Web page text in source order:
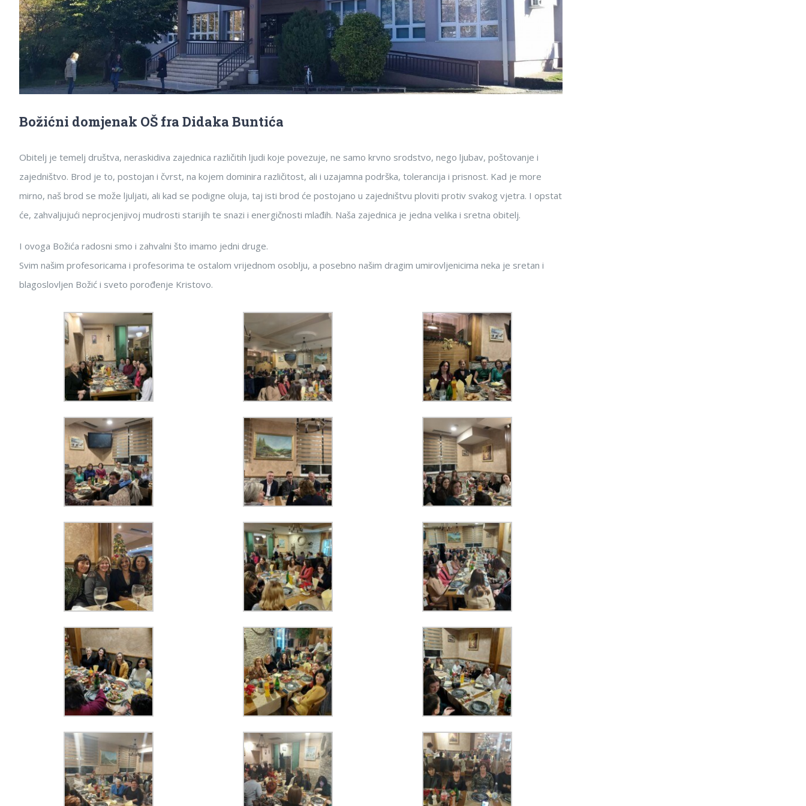
Božićni domjenak OŠ fra Didaka Buntića
Obitelj je temelj društva, neraskidiva zajednica različitih ljudi koje povezuje, ne samo krvno srodstvo, nego ljubav, poštovanje i
zajedništvo. Brod je to, postojan i čvrst, na kojem dominira različitost, ali i uzajamna podrška, tolerancija i prisnost. Kad je more
mirno, naš brod se može ljuljati, ali kad se podigne oluja, taj isti brod će postojano u zajedništvu ploviti protiv svakog vjetra. I opstat
će, zahvaljujući neprocjenjivoj mudrosti starijih te snazi i energičnosti mlađih. Naša zajednica je jedna velika i sretna obitelj.
I ovoga Božića radosni smo i zahvalni što imamo jedni druge.
Svim našim profesoricama i profesorima te ostalom vrijednom osoblju, a posebno našim dragim umirovljenicima neka je sretan i
blagoslovljen Božić i sveto porođenje Kristovo.